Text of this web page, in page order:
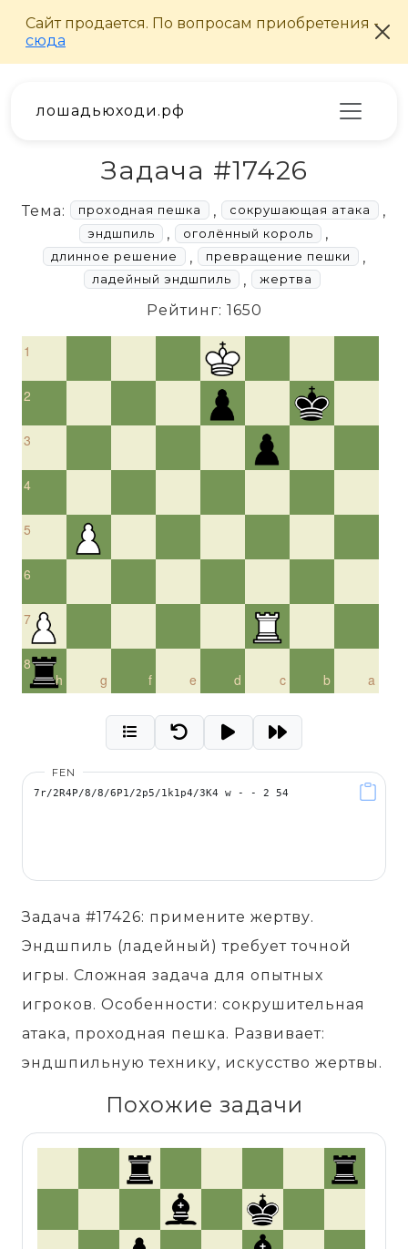
лошадьюходи.рф
Задача #17426
Тема: проходная пешка , сокрушающая атака ,
эндшпиль , оголённый король ,
длинное решение , превращение пешки ,
ладейный эндшпиль , жертва
Рейтинг: 1650
1
2
3
4
5
6
7
h
8
g
f e d c b a
FEN
Задача #17426: примените жертву.
Эндшпиль (ладейный) требует точной
игры. Сложная задача для опытных
игроков. Особенности: сокрушительная
атака, проходная пешка. Развивает:
эндшпильную технику, искусство жертвы.
Похожие задачи